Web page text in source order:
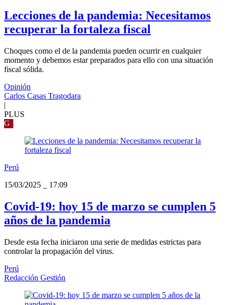
Lecciones de la pandemia: Necesitamos
recuperar la fortaleza fiscal
Choques como el de la pandemia pueden ocurrir en cualquier
momento y debemos estar preparados para ello con una situación
fiscal sólida.
Opinión
Carlos Casas Tragodara
|
PLUS
G
Perú
15/03/2025
17:09
Covid-19: hoy 15 de marzo se cumplen 5
años de la pandemia
Desde esta fecha iniciaron una serie de medidas estrictas para
controlar la propagación del virus.
Perú
Redacción Gestión